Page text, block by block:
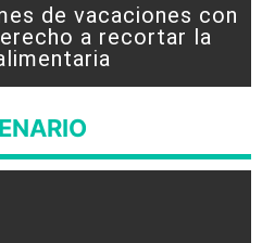
de vacaciones con
a recortar la